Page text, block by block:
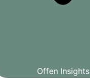
Offen Insights